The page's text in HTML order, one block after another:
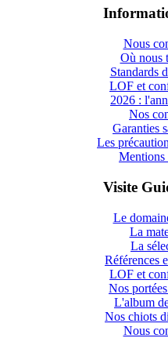
Nous
Où nous
Standards
LOF et
2026 :
Nos
Garanties
Les
Mentions
Visite
Le
La
La
Références
LOF et
Nos
L'album
Nos chiots
Nous